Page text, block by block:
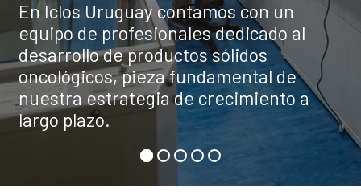
ICLOS en el mundo
Español
Search
En Iclos Uruguay contamos con un
equipo de profesionales dedicado al
desarrollo de productos sólidos
oncológicos, pieza fundamental de
nuestra estrategia de crecimiento a
largo plazo.